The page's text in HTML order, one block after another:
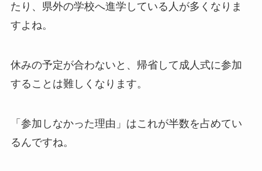
たり、県外の学校へ進学している人が多くなりま
すよね。
休みの予定が合わないと、帰省して成人式に参加
することは難しくなります。
「参加しなかった理由」はこれが半数を占めてい
るんですね。